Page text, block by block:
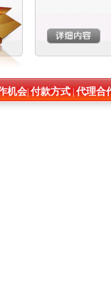
机会|付款方式| 代理合